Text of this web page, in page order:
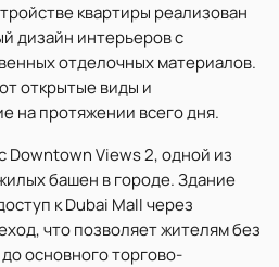
квартиры реализован
дизайн интерьеров с
отделочных материалов.
открытые виды и
на протяжении всего дня.
Downtown Views 2, одной из
башен в городе. Здание
к Dubai Mall через
что позволяет жителям без
основного торгово-